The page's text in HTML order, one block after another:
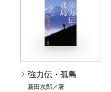
強力伝・孤島
新田次郎／著